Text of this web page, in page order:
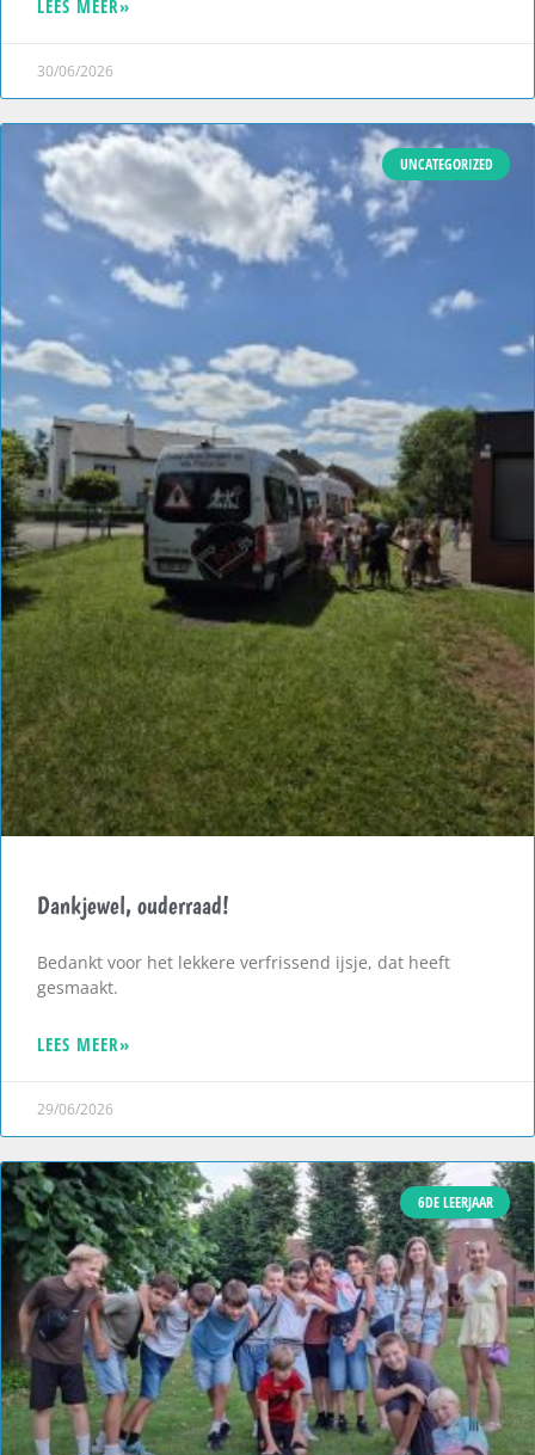
LEES MEER»
30/06/2026
UNCATEGORIZED
Dankjewel, ouderraad!
Bedankt voor het lekkere verfrissend ijsje, dat heeft
gesmaakt.
LEES MEER»
29/06/2026
6DE LEERJAAR